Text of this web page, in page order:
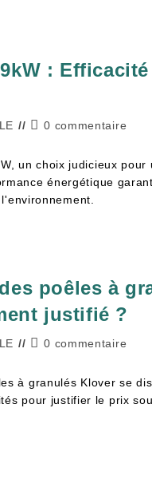
:
0 commentaire
un choix judicieux pour
énergétique
poêles à
justifié ?
0 commentaire
à granulés Klover se
pour justifier le prix